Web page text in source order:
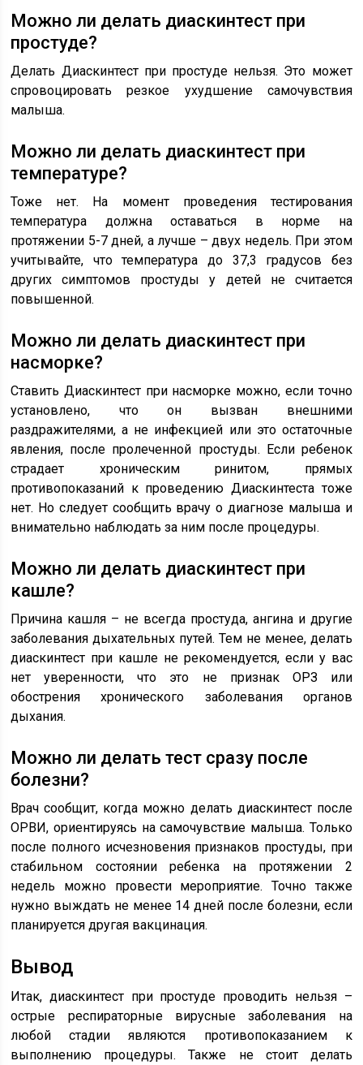
Можно ли делать диаскинтест при
простуде?
Делать Диаскинтест при простуде нельзя. Это может
спровоцировать резкое ухудшение самочувствия
малыша.
Можно ли делать диаскинтест при
температуре?
Тоже нет. На момент проведения тестирования
температура должна оставаться в норме на
протяжении 5-7 дней, а лучше – двух недель. При этом
учитывайте, что температура до 37,3 градусов без
других симптомов простуды у детей не считается
повышенной.
Можно ли делать диаскинтест при
насморке?
Ставить Диаскинтест при насморке можно, если точно
установлено, что он вызван внешними
раздражителями, а не инфекцией или это остаточные
явления, после пролеченной простуды. Если ребенок
страдает хроническим ринитом, прямых
противопоказаний к проведению Диаскинтеста тоже
нет. Но следует сообщить врачу о диагнозе малыша и
внимательно наблюдать за ним после процедуры.
Можно ли делать диаскинтест при
кашле?
Причина кашля – не всегда простуда, ангина и другие
заболевания дыхательных путей. Тем не менее, делать
диаскинтест при кашле не рекомендуется, если у вас
нет уверенности, что это не признак ОРЗ или
обострения хронического заболевания органов
дыхания.
Можно ли делать тест сразу после
болезни?
Врач сообщит, когда можно делать диаскинтест после
ОРВИ, ориентируясь на самочувствие малыша. Только
после полного исчезновения признаков простуды, при
стабильном состоянии ребенка на протяжении 2
недель можно провести мероприятие. Точно также
нужно выждать не менее 14 дней после болезни, если
планируется другая вакцинация.
Вывод
Итак, диаскинтест при простуде проводить нельзя –
острые респираторные вирусные заболевания на
любой стадии являются противопоказанием к
выполнению процедуры. Также не стоит делать